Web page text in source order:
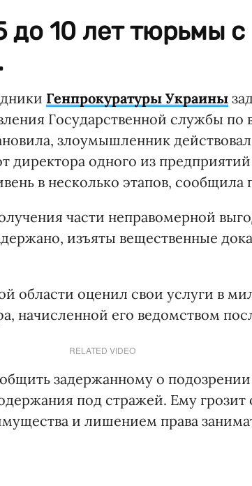
до 10 лет тюрьмы с
Генпрокуратуры Украины
Государственной службы по
злоумышленник
директора одного из
в несколько этапов, сообщила
части неправомерной
изъяты вещественные
области оценил свои услуги в
начисленной его ведомством
RELATED VIDEO
задержанному о
под стражей. Ему грозит
и лишением права